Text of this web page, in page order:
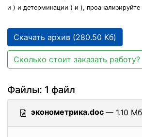
и ) и детерминации ( и ), проанализируйте
Скачать архив (280.50 Кб)
Сколько стоит заказать работу?
Файлы: 1 файл
эконометрика.doc — 1.10